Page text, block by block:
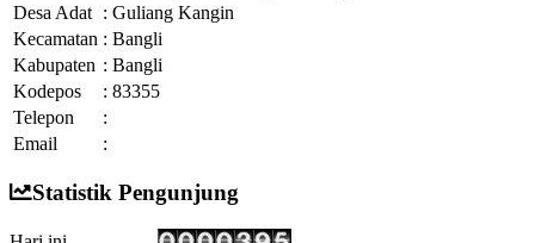
Desa Adat : Guliang Kangin
Kecamatan : Bangli
Kabupaten : Bangli
Kodepos
: 83355
Telepon
:
Email
:
Statistik Pengunjung